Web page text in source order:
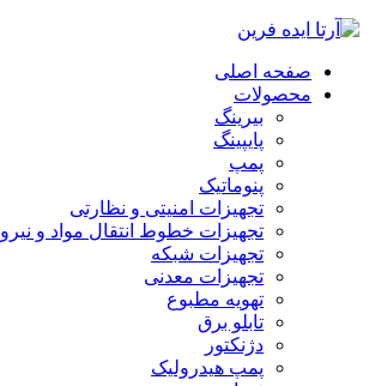
صفحه اصلی
محصولات
بیرینگ
پایپینگ
پمپ
پنوماتیک
تجهیزات امنیتی و نظارتی
تجهیزات خطوط انتقال مواد و نیرو
تجهیزات شبکه
تجهیزات معدنی
تهویه مطبوع
تابلو برق
دژنکتور
پمپ هیدرولیک